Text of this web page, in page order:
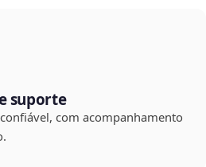
suporte
com acompanhamento